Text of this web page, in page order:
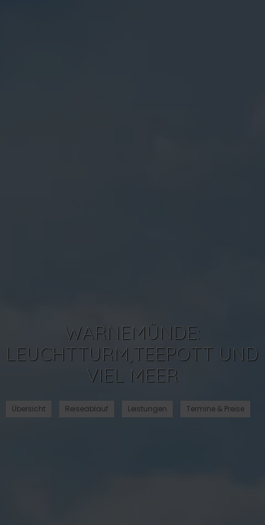
WARNEMÜNDE:
LEUCHTTURM,TEEPOTT UND
VIEL MEER
Übersicht Reiseablauf Leistungen Termine & Preise